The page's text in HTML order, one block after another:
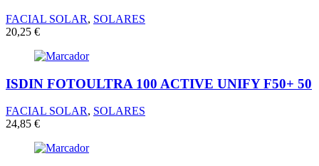
FACIAL SOLAR, SOLARES
20,25 €
ISDIN FOTOULTRA 100 ACTIVE UNIFY F50+ 50
FACIAL SOLAR, SOLARES
24,85 €